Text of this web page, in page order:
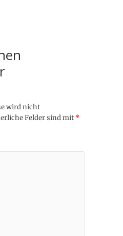
wird nicht
Felder sind mit *